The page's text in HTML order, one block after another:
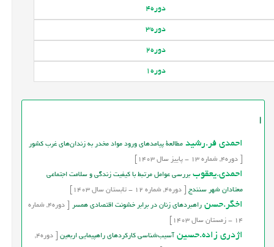
دوره4
دوره3
دوره2
دوره1
احمدی فر.رشیدمطالعۀ پیامدهای ورود مواد مخدر به زندان‌های غرب کشور
دوره 4, شماره 13
-پاییز سال
احمدی.یعقوببررسی عوامل مرتبط با کيفيت زندگي و سلامت اجتماعي
معتادان شهر سنندج[ دوره 4, شماره 12
-تابستان سال
اخگر.حسنراهبردهای زنان در برابر خشونت اقتصادی همسر دوره 4, شماره
14
-زمستان سال
اژدری زاده.حسینآسیب‌شناسی کارکردهای راهپیمایی اربعین[ دوره 4,